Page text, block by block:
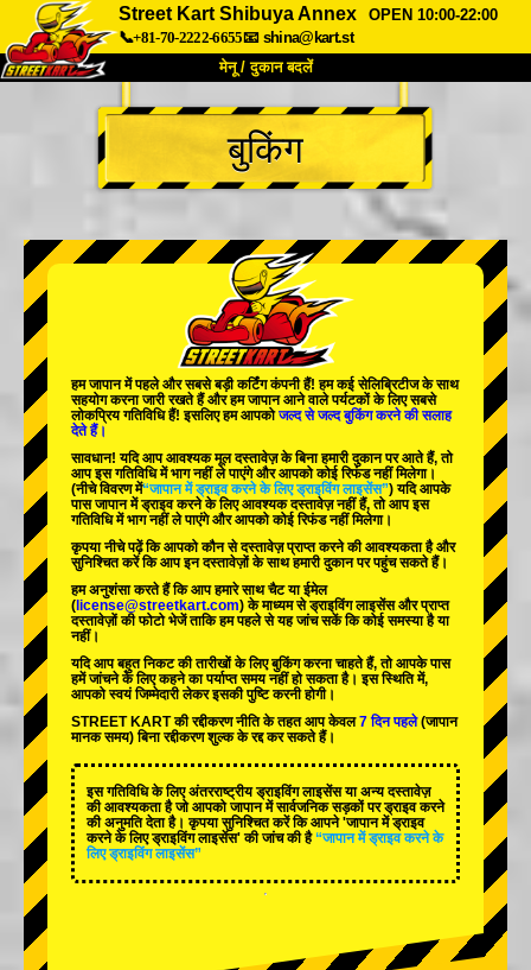
Street Kart Shibuya Annex
OPEN 10:00-22:00
📞+81-70-2222-6655📧 shina@kart.st
मेनू / दुकान बदलें
TOP
हमारे बारे में विशेषताएँ कीमत
कंपनी बुकिंग
शाखा बदलें
टोक्यो अकीहबारा#2
टोक्यो शिबुया एनेक्स टोक्यो बे
टोक्यो असाकुसा
ओकिनावा
बुकिंग
हम जापान मेंपहलेऔरसबसे बड़ी कर्टिंग कंपनीहैं! हमकई सेलिब्रिटीजके साथ
सहयोग करना जारी रखते हैं और हम जापान आने वाले पर्यटकों के लिएसबसे
लोकप्रिय गतिविधिहैं! इसलिए हम आपकोजल्द से जल्द बुकिंग करने की सलाह
देते हैं।
सावधान! यदि आप आवश्यक मूल दस्तावेज़ के बिना हमारी दुकान पर आते हैं, तो
आप इस गतिविधि में भाग नहीं ले पाएंगे और आपको कोई रिफंड नहीं मिलेगा।
(नीचे विवरण में“जापान में ड्राइव करने के लिए ड्राइविंग लाइसेंस”) यदि आपके
पास जापान में ड्राइव करने के लिए आवश्यक दस्तावेज़ नहीं हैं, तो आप इस
गतिविधि में भाग नहीं ले पाएंगे और आपको कोई रिफंड नहीं मिलेगा।
कृपया नीचे पढ़ें कि आपको कौन से दस्तावेज़ प्राप्त करने की आवश्यकता है और
सुनिश्चित करें कि आप इन दस्तावेज़ों के साथ हमारी दुकान पर पहुंच सकते हैं।
हम अनुशंसा करते हैं कि आप हमारे साथ चैट या ईमेल
( license@streetkart.com) के माध्यम से ड्राइविंग लाइसेंस और प्राप्त
दस्तावेज़ों की फोटो भेजें ताकि हम पहले से यह जांच सकें कि कोई समस्या है या
नहीं।
यदि आप बहुत निकट की तारीखों के लिए बुकिंग करना चाहते हैं, तो आपके पास
हमें जांचने के लिए कहने का पर्याप्त समय नहीं हो सकता है। इस स्थिति में,
आपको स्वयं जिम्मेदारी लेकर इसकी पुष्टि करनी होगी।
STREET KART की रद्दीकरण नीति के तहत आप केवल7 दिन पहले(जापान
मानक समय) बिना रद्दीकरण शुल्क के रद्द कर सकते हैं।
इस गतिविधि के लिए अंतरराष्ट्रीय ड्राइविंग लाइसेंस या अन्य दस्तावेज़
की आवश्यकता है जो आपको जापान में सार्वजनिक सड़कों पर ड्राइव करने
की अनुमति देता है। कृपया सुनिश्चित करें कि आपने 'जापान में ड्राइव
करने के लिए ड्राइविंग लाइसेंस' की जांच की है “जापान में ड्राइव करने के
लिए ड्राइविंग लाइसेंस”